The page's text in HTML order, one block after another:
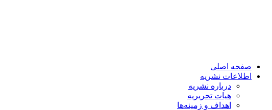
صفحه اصلی
اطلاعات نشریه
درباره نشریه
هیات تحریریه
اهداف و زمینه‌ها